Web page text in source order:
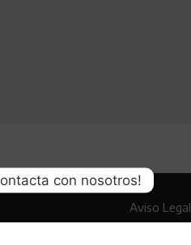
Aviso Legal
con nosotros!